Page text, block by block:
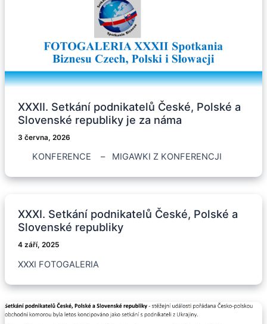
XXXII. Setkání podnikatelů České, Polské a
Slovenské republiky je za náma
3 června, 2026
KONFERENCE – MIGAWKI Z KONFERENCJI
XXXI. Setkání podnikatelů České, Polské a
Slovenské republiky
4 září, 2025
XXXI FOTOGALERIA